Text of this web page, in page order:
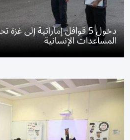
المساعدات الإنسانية